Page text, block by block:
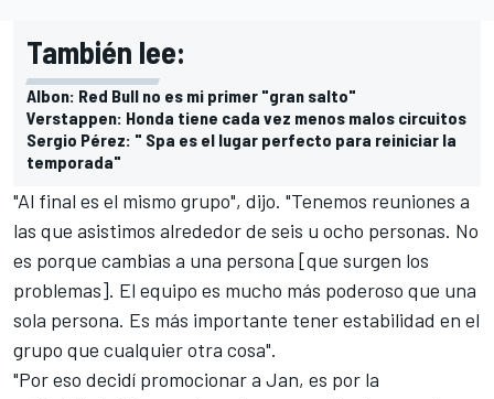
También lee:
Albon: Red Bull no es mi primer "gran salto"
Verstappen: Honda tiene cada vez menos malos circuitos
Sergio Pérez: " Spa es el lugar perfecto para reiniciar la
temporada"
"Al final es el mismo grupo", dijo. "Tenemos reuniones a
las que asistimos alrededor de seis u ocho personas. No
es porque cambias a una persona [que surgen los
problemas]. El equipo es mucho más poderoso que una
sola persona. Es más importante tener estabilidad en el
grupo que cualquier otra cosa".
"Por eso decidí promocionar a Jan, es por la